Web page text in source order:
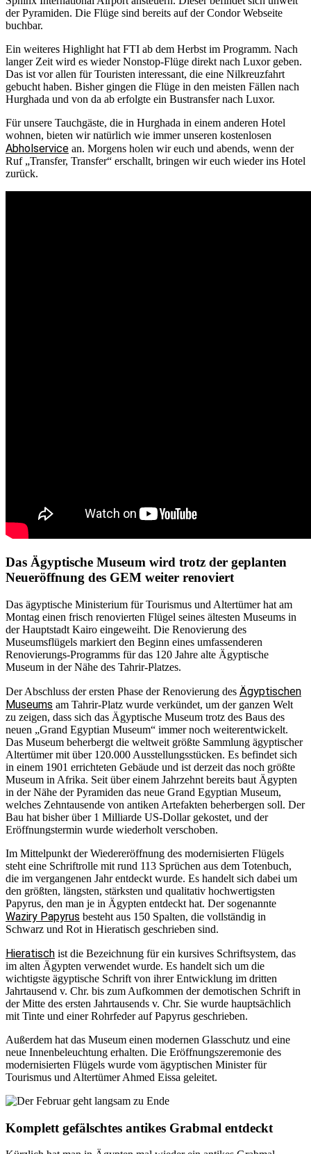
der Pyramiden. Die Flüge sind bereits auf der Condor Webseite
buchbar.
Ein weiteres Highlight hat FTI ab dem Herbst im Programm. Nach
langer Zeit wird es wieder Nonstop-Flüge direkt nach Luxor geben.
Das ist vor allen für Touristen interessant, die eine Nilkreuzfahrt
gebucht haben. Bisher gingen die Flüge in den meisten Fällen nach
Hurghada und von da ab erfolgte ein Bustransfer nach Luxor.
Für unsere Tauchgäste, die in Hurghada in einem anderen Hotel
wohnen, bieten wir natürlich wie immer unseren kostenlosen
Abholservice an. Morgens holen wir euch und abends, wenn der
Ruf „Transfer, Transfer“ erschallt, bringen wir euch wieder ins Hotel
zurück.
Das Ägyptische Museum wird trotz der geplanten
Neueröffnung des GEM weiter renoviert
Das ägyptische Ministerium für Tourismus und Altertümer hat am
Montag einen frisch renovierten Flügel seines ältesten Museums in
der Hauptstadt Kairo eingeweiht. Die Renovierung des
Museumsflügels markiert den Beginn eines umfassenderen
Renovierungs-Programms für das 120 Jahre alte Ägyptische
Museum in der Nähe des Tahrir-Platzes.
Der Abschluss der ersten Phase der Renovierung des Ägyptischen
Museums am Tahrir-Platz wurde verkündet, um der ganzen Welt
zu zeigen, dass sich das Ägyptische Museum trotz des Baus des
neuen „Grand Egyptian Museum“ immer noch weiterentwickelt.
Das Museum beherbergt die weltweit größte Sammlung ägyptischer
Altertümer mit über 120.000 Ausstellungsstücken. Es befindet sich
in einem 1901 errichteten Gebäude und ist derzeit das noch größte
Museum in Afrika. Seit über einem Jahrzehnt bereits baut Ägypten
in der Nähe der Pyramiden das neue Grand Egyptian Museum,
welches Zehntausende von antiken Artefakten beherbergen soll. Der
Bau hat bisher über 1 Milliarde US-Dollar gekostet, und der
Eröffnungstermin wurde wiederholt verschoben.
Im Mittelpunkt der Wiedereröffnung des modernisierten Flügels
steht eine Schriftrolle mit rund 113 Sprüchen aus dem Totenbuch,
die im vergangenen Jahr entdeckt wurde. Es handelt sich dabei um
den größten, längsten, stärksten und qualitativ hochwertigsten
Papyrus, den man je in Ägypten entdeckt hat. Der sogenannte
Waziry Papyrus besteht aus 150 Spalten, die vollständig in
Schwarz und Rot in Hieratisch geschrieben sind.
Hieratisch ist die Bezeichnung für ein kursives Schriftsystem, das
im alten Ägypten verwendet wurde. Es handelt sich um die
wichtigste ägyptische Schrift von ihrer Entwicklung im dritten
Jahrtausend v. Chr. bis zum Aufkommen der demotischen Schrift in
der Mitte des ersten Jahrtausends v. Chr. Sie wurde hauptsächlich
mit Tinte und einer Rohrfeder auf Papyrus geschrieben.
Außerdem hat das Museum einen modernen Glasschutz und eine
neue Innenbeleuchtung erhalten. Die Eröffnungszeremonie des
modernisierten Flügels wurde vom ägyptischen Minister für
Tourismus und Altertümer Ahmed Eissa geleitet.
Komplett gefälschtes antikes Grabmal entdeckt